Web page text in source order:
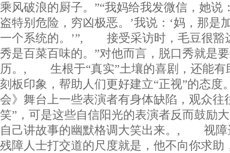
乘风破浪的厨子。”“我妈给我发微信，她说
盗特别危险，穷凶极恶。’我说：‘妈，那是
一个系统的。’”, 接受采访时，毛豆很豁
秀是百菜百味的。”对他而言，脱口秀就是
历。, 生根于“真实”土壤的喜剧，还能有
刻板印象，帮助人们更好建立“正视”的
会》舞台上一些表演者有身体缺陷，观众往
笑”，可是这些自信阳光的表演者反而鼓励
自己讲故事的幽默格调大笑出来。, 视障
残障人士打交道的尺度就是，他不向你求助